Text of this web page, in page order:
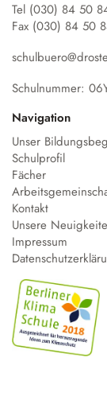
Tel (030) 84 50
Fax (030) 84 50
Schulnummer:
Navigation
Unser
Schulprofil
Fächer
Kontakt
Unsere
Impressum